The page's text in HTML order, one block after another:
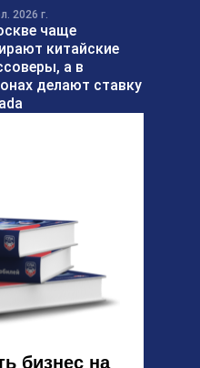
2026 г.
чаще
китайские
а в
делают ставку
бизнес на